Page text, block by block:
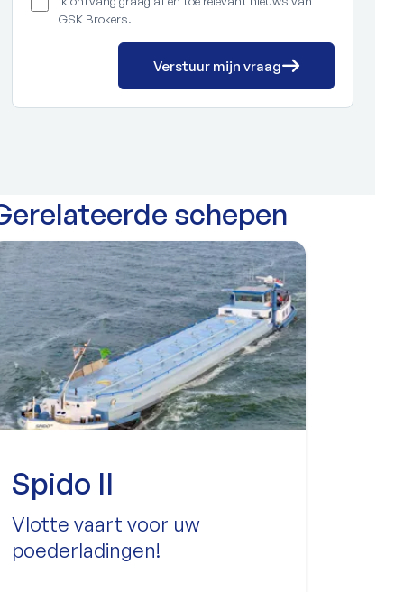
GSK Brokers.
Verstuur mijn vraag
schepen
Spido II
Vlotte vaart voor uw
poederladingen!